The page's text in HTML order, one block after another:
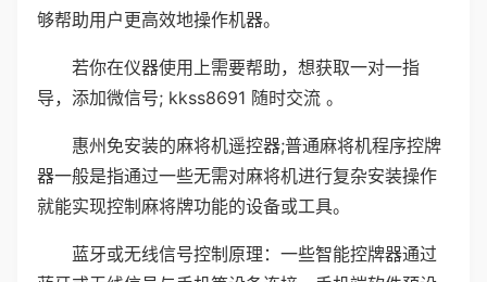
够帮助用户更高效地操作机器。
若你在仪器使用上需要帮助，想获取一对一指
导，添加微信号; kkss8691 随时交流 。
惠州免安装的麻将机遥控器;普通麻将机程序控牌
器一般是指通过一些无需对麻将机进行复杂安装操作
就能实现控制麻将牌功能的设备或工具。
蓝牙或无线信号控制原理：一些智能控牌器通过